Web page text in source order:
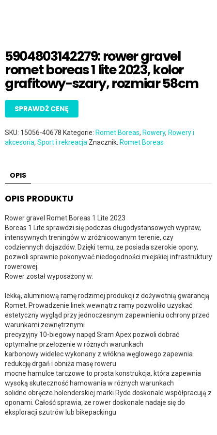
5904803142279: rower gravel
romet boreas 1 lite 2023, kolor
grafitowy-szary, rozmiar 58cm
SPRAWDŹ CENĘ
SKU: 15056-40678 Kategorie: Romet Boreas, Rowery, Rowery i
akcesoria, Sport i rekreacja Znacznik: Romet Boreas
OPIS
OPIS PRODUKTU
Rower gravel Romet Boreas 1 Lite 2023
Boreas 1 Lite sprawdzi się podczas długodystansowych wypraw,
intensywnych treningów w zróżnicowanym terenie, czy
codziennych dojazdów. Dzięki temu, że posiada szerokie opony,
pozwoli sprawnie pokonywać niedogodności miejskiej infrastruktury
rowerowej.
Rower został wyposażony w:
lekką, aluminiową ramę rodzimej produkcji z dożywotnią gwarancją
Romet. Prowadzenie linek wewnątrz ramy pozwoliło uzyskać
estetyczny wygląd przy jednoczesnym zapewnieniu ochrony przed
warunkami zewnętrznymi
precyzyjny 10-biegowy napęd Sram Apex pozwoli dobrać
optymalne przełożenie w różnych warunkach
karbonowy widelec wykonany z włókna węglowego zapewnia
redukcję drgań i obniża masę roweru
mocne hamulce tarczowe to prosta konstrukcja, która zapewnia
wysoką skuteczność hamowania w różnych warunkach
solidne obręcze holenderskiej marki Ryde doskonale współpracują z
oponami. Całość sprawia, że rower doskonale nadaje się do
eksploracji szutrów lub bikepackingu